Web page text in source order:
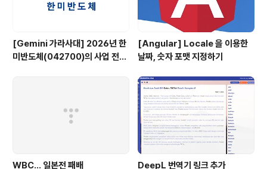
[Gemini 가라사대] 2026년 한
미반도체(042700)의 사업 전망
[Angular] Locale 을 이용한
날짜, 숫자 포맷 지정하기
WBC... 일본전 패배 DeepL 번역기 링크 추가